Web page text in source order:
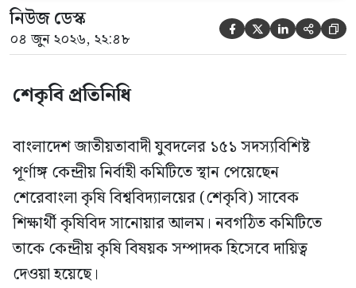
নিউজ ডেস্ক
০৪ জুন ২০২৬, ২২:৪৮     
শেকৃবি প্রতিনিধি
বাংলাদেশ জাতীয়তাবাদী যুবদলের ১৫১ সদস্যবিশিষ্ট
পূর্ণাঙ্গ কেন্দ্রীয় নির্বাহী কমিটিতে স্থান পেয়েছেন
শেরেবাংলা কৃষি বিশ্ববিদ্যালয়ের (শেকৃবি) সাবেক
শিক্ষার্থী কৃষিবিদ সানোয়ার আলম। নবগঠিত কমিটিতে
তাকে কেন্দ্রীয় কৃষি বিষয়ক সম্পাদক হিসেবে দায়িত্ব
দেওয়া হয়েছে।